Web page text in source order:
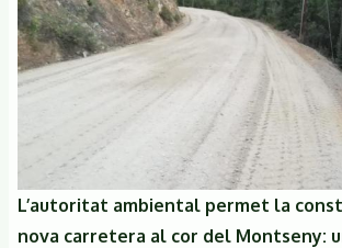
L’autoritat ambiental permet la
nova carretera al cor del Montseny: